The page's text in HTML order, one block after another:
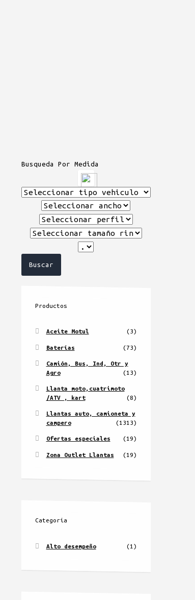
Busqueda Por Medida
Productos
Aceite Motul (3)
Baterías (73)
Camión, Bus, Ind, Otr y
Agro
(13)
Llanta moto,cuatrimoto
/ATV , kart
(8)
Llantas auto, camioneta y
campero
(1313)
Ofertas especiales (19)
Zona Outlet Llantas (19)
Categoría
Alto desempeño (1)